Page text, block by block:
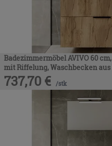
Badezimmermöbel AVIVO 60
mit Riffelung, Waschbecken
737,70 € /stk